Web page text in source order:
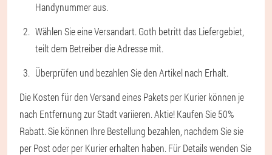
Handynummer aus.
Wählen Sie eine Versandart. Goth betritt das Liefergebiet,
teilt dem Betreiber die Adresse mit.
Überprüfen und bezahlen Sie den Artikel nach Erhalt.
Die Kosten für den Versand eines Pakets per Kurier können je
nach Entfernung zur Stadt variieren. Aktie! Kaufen Sie 50%
Rabatt. Sie können Ihre Bestellung bezahlen, nachdem Sie sie
per Post oder per Kurier erhalten haben. Für Details wenden Sie